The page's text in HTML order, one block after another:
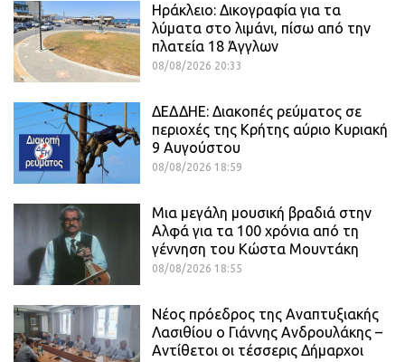
Ηράκλειο: Δικογραφία για τα
λύματα στο λιμάνι, πίσω από την
πλατεία 18 Άγγλων
08/08/2026 20:33
ΔΕΔΔΗΕ: Διακοπές ρεύματος σε
περιοχές της Κρήτης αύριο Κυριακή
9 Αυγούστου
08/08/2026 18:59
Μια μεγάλη μουσική βραδιά στην
Αλφά για τα 100 χρόνια από τη
γέννηση του Κώστα Μουντάκη
08/08/2026 18:55
Νέος πρόεδρος της Αναπτυξιακής
Λασιθίου ο Γιάννης Ανδρουλάκης –
Αντίθετοι οι τέσσερις Δήμαρχοι